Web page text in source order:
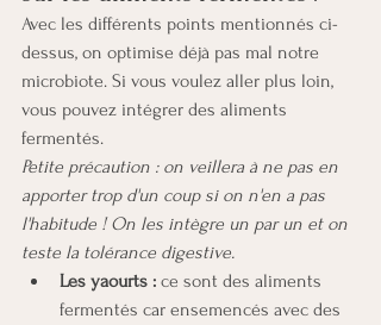
Avec les différents points mentionnés ci-
dessus, on optimise déjà pas mal notre
microbiote. Si vous voulez aller plus loin,
vous pouvez intégrer des aliments
fermentés.
Petite précaution : on veillera à ne pas en
apporter trop d'un coup si on n'en a pas
l'habitude ! On les intègre un par un et on
teste la tolérance digestive.
Les yaourts : ce sont des aliments
fermentés car ensemencés avec des